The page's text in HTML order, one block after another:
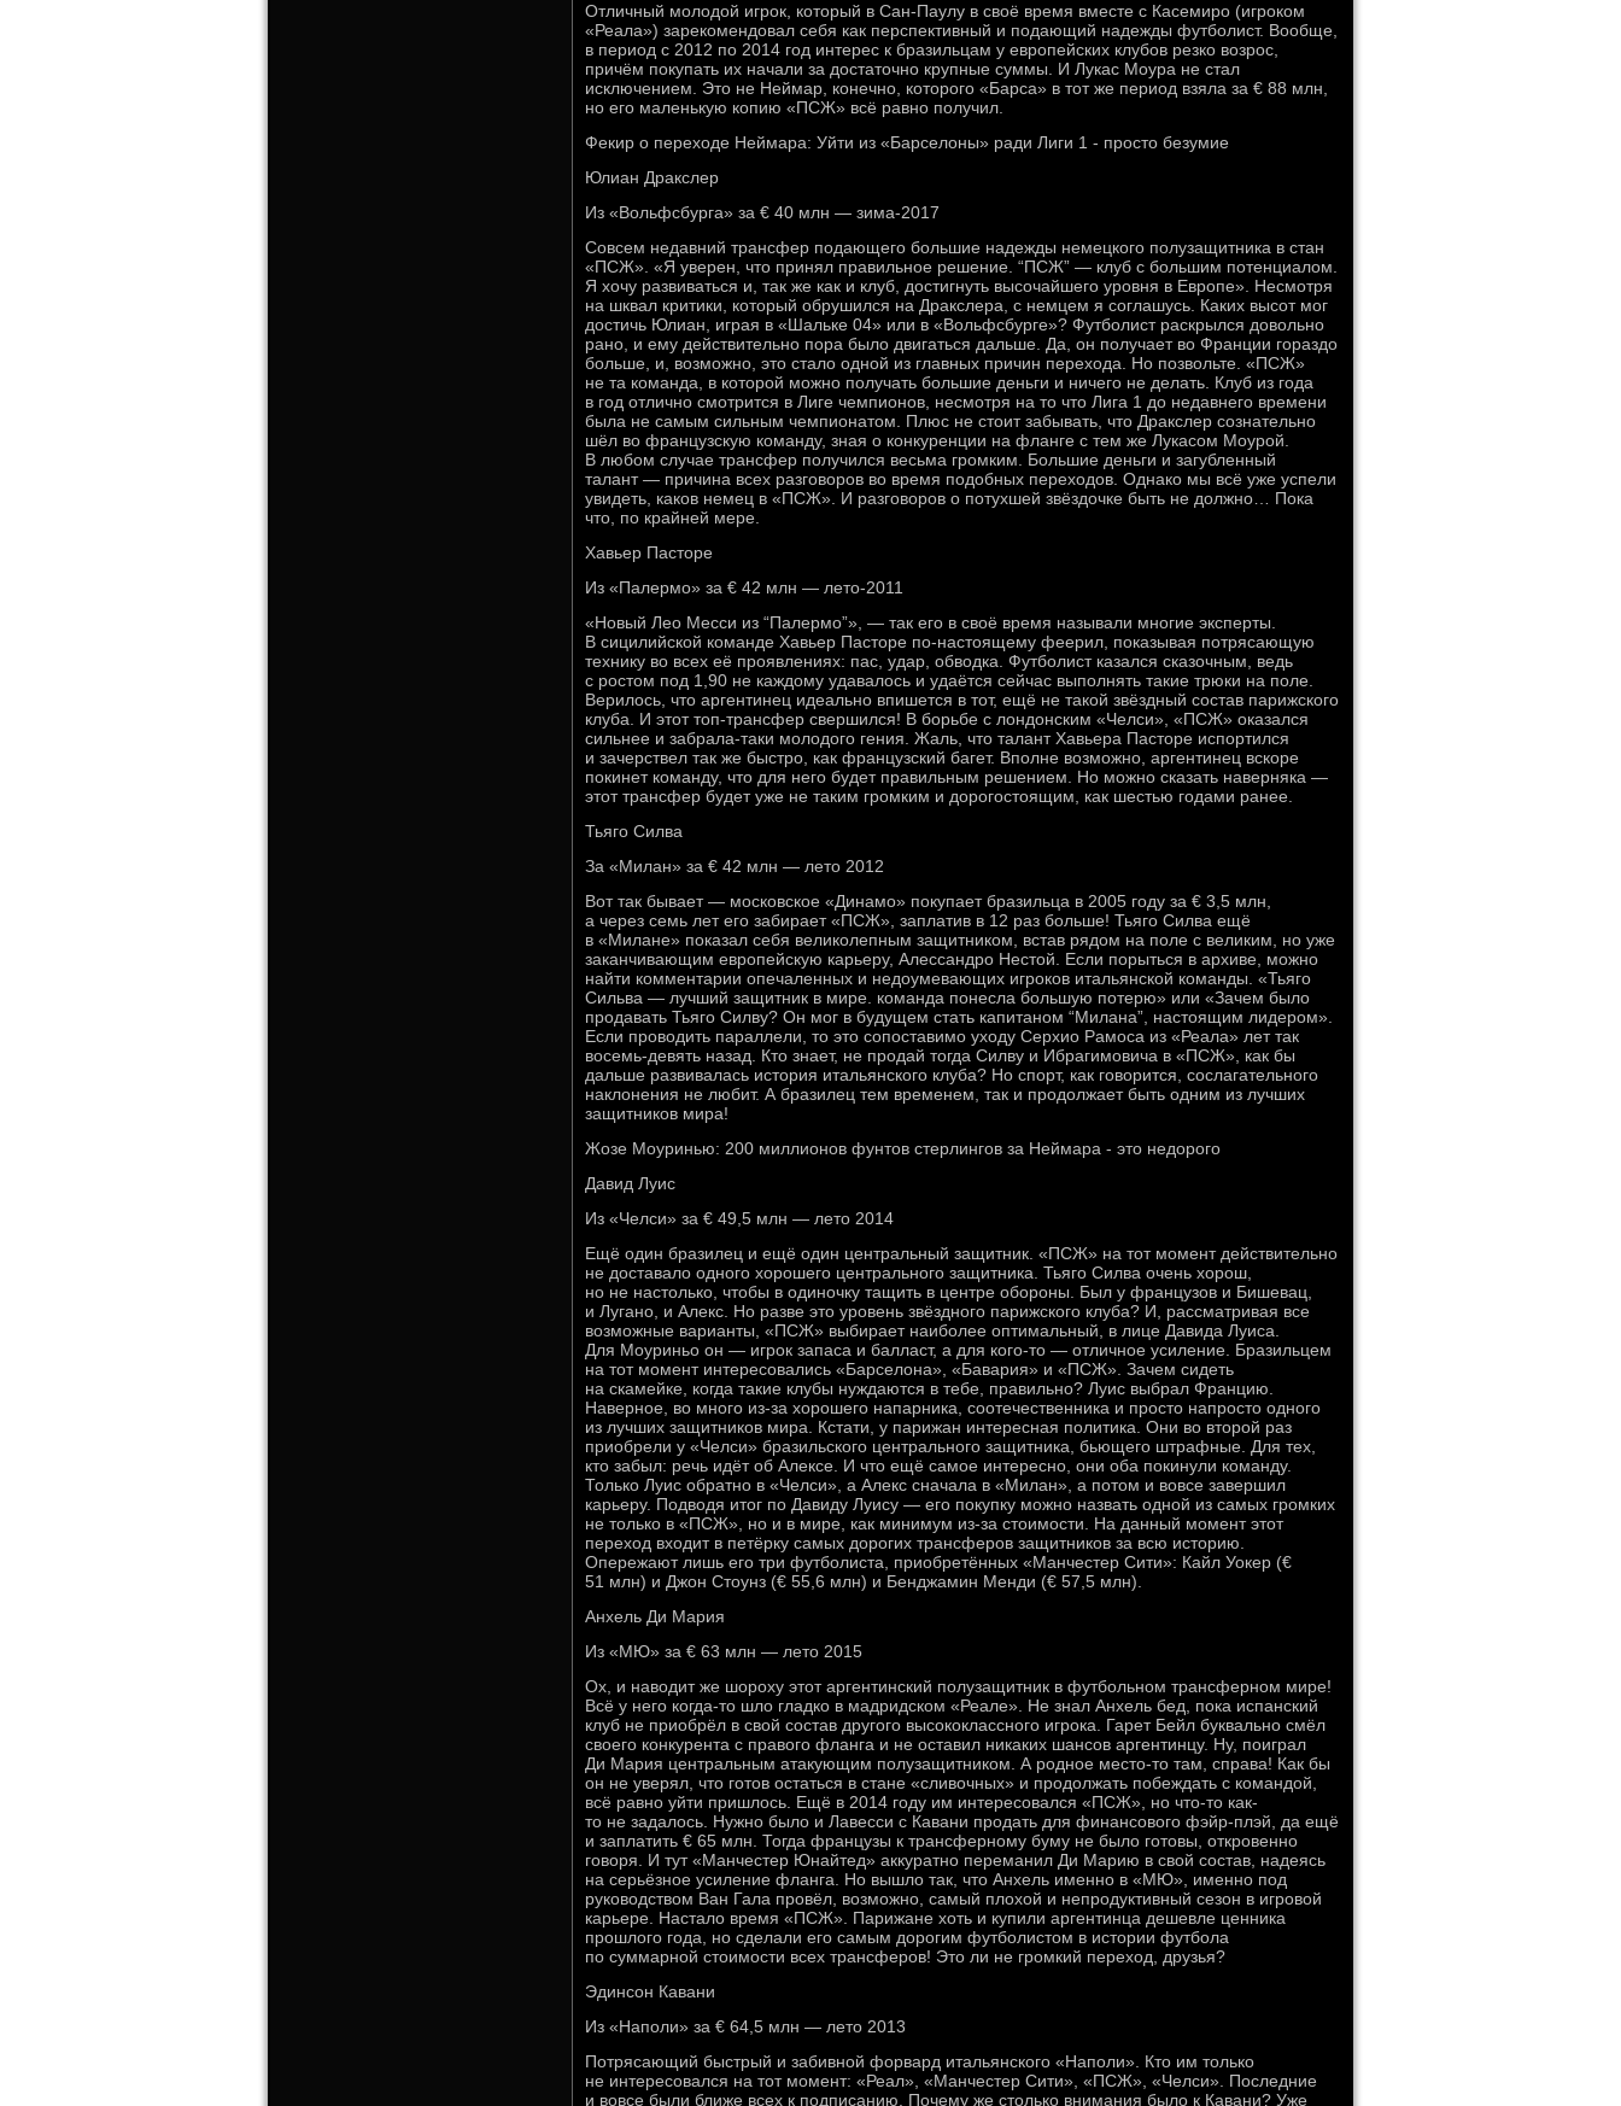
Отличный молодой игрок, который в Сан-Паулу в своё время вместе с Касемиро (игроком
«Реала») зарекомендовал себя как перспективный и подающий надежды футболист. Вообще,
в период с 2012 по 2014 год интерес к бразильцам у европейских клубов резко возрос,
причём покупать их начали за достаточно крупные суммы. И Лукас Моура не стал
исключением. Это не Неймар, конечно, которого «Барса» в тот же период взяла за € 88 млн,
но его маленькую копию «ПСЖ» всё равно получил.
Фекир о переходе Неймара: Уйти из «Барселоны» ради Лиги 1 - просто безумие
Юлиан Дракслер
Из «Вольфсбурга» за € 40 млн — зима-2017
Совсем недавний трансфер подающего большие надежды немецкого полузащитника в стан
«ПСЖ». «Я уверен, что принял правильное решение. “ПСЖ” — клуб с большим потенциалом.
Я хочу развиваться и, так же как и клуб, достигнуть высочайшего уровня в Европе». Несмотря
на шквал критики, который обрушился на Дракслера, с немцем я соглашусь. Каких высот мог
достичь Юлиан, играя в «Шальке 04» или в «Вольфсбурге»? Футболист раскрылся довольно
рано, и ему действительно пора было двигаться дальше. Да, он получает во Франции гораздо
больше, и, возможно, это стало одной из главных причин перехода. Но позвольте. «ПСЖ»
не та команда, в которой можно получать большие деньги и ничего не делать. Клуб из года
в год отлично смотрится в Лиге чемпионов, несмотря на то что Лига 1 до недавнего времени
была не самым сильным чемпионатом. Плюс не стоит забывать, что Дракслер сознательно
шёл во французскую команду, зная о конкуренции на фланге с тем же Лукасом Моурой.
В любом случае трансфер получился весьма громким. Большие деньги и загубленный
талант — причина всех разговоров во время подобных переходов. Однако мы всё уже успели
увидеть, каков немец в «ПСЖ». И разговоров о потухшей звёздочке быть не должно… Пока
что, по крайней мере.
Хавьер Пасторе
Из «Палермо» за € 42 млн — лето-2011
«Новый Лео Месси из “Палермо”», — так его в своё время называли многие эксперты.
В сицилийской команде Хавьер Пасторе по-настоящему феерил, показывая потрясающую
технику во всех её проявлениях: пас, удар, обводка. Футболист казался сказочным, ведь
с ростом под 1,90 не каждому удавалось и удаётся сейчас выполнять такие трюки на поле.
Верилось, что аргентинец идеально впишется в тот, ещё не такой звёздный состав парижского
клуба. И этот топ-трансфер свершился! В борьбе с лондонским «Челси», «ПСЖ» оказался
сильнее и забрала-таки молодого гения. Жаль, что талант Хавьера Пасторе испортился
и зачерствел так же быстро, как французский багет. Вполне возможно, аргентинец вскоре
покинет команду, что для него будет правильным решением. Но можно сказать наверняка —
этот трансфер будет уже не таким громким и дорогостоящим, как шестью годами ранее.
Тьяго Силва
За «Милан» за € 42 млн — лето 2012
Вот так бывает — московское «Динамо» покупает бразильца в 2005 году за € 3,5 млн,
а через семь лет его забирает «ПСЖ», заплатив в 12 раз больше! Тьяго Силва ещё
в «Милане» показал себя великолепным защитником, встав рядом на поле с великим, но уже
заканчивающим европейскую карьеру, Алессандро Нестой. Если порыться в архиве, можно
найти комментарии опечаленных и недоумевающих игроков итальянской команды. «Тьяго
Сильва — лучший защитник в мире. команда понесла большую потерю» или «Зачем было
продавать Тьяго Силву? Он мог в будущем стать капитаном “Милана”, настоящим лидером».
Если проводить параллели, то это сопоставимо уходу Серхио Рамоса из «Реала» лет так
восемь-девять назад. Кто знает, не продай тогда Силву и Ибрагимовича в «ПСЖ», как бы
дальше развивалась история итальянского клуба? Но спорт, как говорится, сослагательного
наклонения не любит. А бразилец тем временем, так и продолжает быть одним из лучших
защитников мира!
Жозе Моуринью: 200 миллионов фунтов стерлингов за Неймара - это недорого
Давид Луис
Из «Челси» за € 49,5 млн — лето 2014
Ещё один бразилец и ещё один центральный защитник. «ПСЖ» на тот момент действительно
не доставало одного хорошего центрального защитника. Тьяго Силва очень хорош,
но не настолько, чтобы в одиночку тащить в центре обороны. Был у французов и Бишевац,
и Лугано, и Алекс. Но разве это уровень звёздного парижского клуба? И, рассматривая все
возможные варианты, «ПСЖ» выбирает наиболее оптимальный, в лице Давида Луиса.
Для Моуриньо он — игрок запаса и балласт, а для кого-то — отличное усиление. Бразильцем
на тот момент интересовались «Барселона», «Бавария» и «ПСЖ». Зачем сидеть
на скамейке, когда такие клубы нуждаются в тебе, правильно? Луис выбрал Францию.
Наверное, во много из-за хорошего напарника, соотечественника и просто напросто одного
из лучших защитников мира. Кстати, у парижан интересная политика. Они во второй раз
приобрели у «Челси» бразильского центрального защитника, бьющего штрафные. Для тех,
кто забыл: речь идёт об Алексе. И что ещё самое интересно, они оба покинули команду.
Только Луис обратно в «Челси», а Алекс сначала в «Милан», а потом и вовсе завершил
карьеру. Подводя итог по Давиду Луису — его покупку можно назвать одной из самых громких
не только в «ПСЖ», но и в мире, как минимум из-за стоимости. На данный момент этот
переход входит в петёрку самых дорогих трансферов защитников за всю историю.
Опережают лишь его три футболиста, приобретённых «Манчестер Сити»: Кайл Уокер (€
51 млн) и Джон Стоунз (€ 55,6 млн) и Бенджамин Менди (€ 57,5 млн).
Анхель Ди Мария
Из «МЮ» за € 63 млн — лето 2015
Ох, и наводит же шороху этот аргентинский полузащитник в футбольном трансферном мире!
Всё у него когда-то шло гладко в мадридском «Реале». Не знал Анхель бед, пока испанский
клуб не приобрёл в свой состав другого высококлассного игрока. Гарет Бейл буквально смёл
своего конкурента с правого фланга и не оставил никаких шансов аргентинцу. Ну, поиграл
Ди Мария центральным атакующим полузащитником. А родное место-то там, справа! Как бы
он не уверял, что готов остаться в стане «сливочных» и продолжать побеждать с командой,
всё равно уйти пришлось. Ещё в 2014 году им интересовался «ПСЖ», но что-то как-
то не задалось. Нужно было и Лавесси с Кавани продать для финансового фэйр-плэй, да ещё
и заплатить € 65 млн. Тогда французы к трансферному буму не было готовы, откровенно
говоря. И тут «Манчестер Юнайтед» аккуратно переманил Ди Марию в свой состав, надеясь
на серьёзное усиление фланга. Но вышло так, что Анхель именно в «МЮ», именно под
руководством Ван Гала провёл, возможно, самый плохой и непродуктивный сезон в игровой
карьере. Настало время «ПСЖ». Парижане хоть и купили аргентинца дешевле ценника
прошлого года, но сделали его самым дорогим футболистом в истории футбола
по суммарной стоимости всех трансферов! Это ли не громкий переход, друзья?
Эдинсон Кавани
Из «Наполи» за € 64,5 млн — лето 2013
Потрясающий быстрый и забивной форвард итальянского «Наполи». Кто им только
не интересовался на тот момент: «Реал», «Манчестер Сити», «ПСЖ», «Челси». Последние
и вовсе были ближе всех к подписанию. Почему же столько внимания было к Кавани? Уже